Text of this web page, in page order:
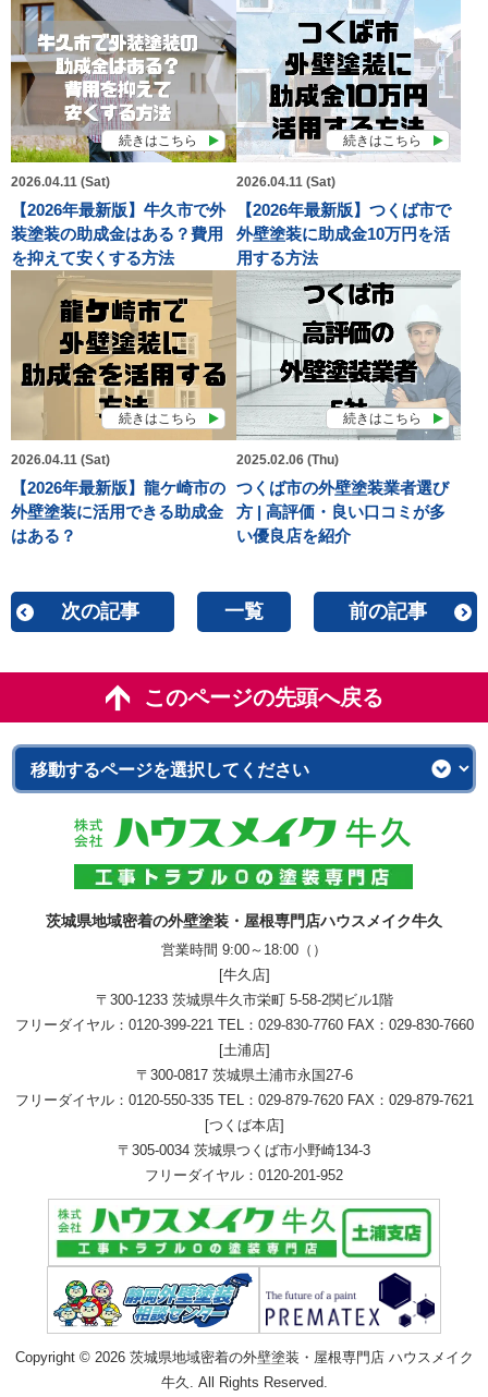
続きはこちら
2026.04.11 (Sat)
【2026年最新版】牛久市で外
装塗装の助成金はある？費用
を抑えて安くする方法
続きはこちら
2026.04.11 (Sat)
【2026年最新版】つくば市で
外壁塗装に助成金10万円を活
用する方法
続きはこちら
2026.04.11 (Sat)
【2026年最新版】龍ケ崎市の
外壁塗装に活用できる助成金
はある？
続きはこちら
2025.02.06 (Thu)
つくば市の外壁塗装業者選び
方 | 高評価・良い口コミが多
い優良店を紹介
次の記事 一覧 前の記事
このページの先頭へ戻る
茨城県地域密着の外壁塗装・屋根専門店ハウスメイク牛久
営業時間 9:00～18:00（）
[牛久店]
〒300-1233 茨城県牛久市栄町 5-58-2関ビル1階
フリーダイヤル： 0120-399-221TEL： 029-830-7760FAX：029-830-7660
[土浦店]
〒300-0817 茨城県土浦市永国27-6
フリーダイヤル： 0120-550-335TEL： 029-879-7620FAX：029-879-7621
[つくば本店]
〒305-0034 茨城県つくば市小野崎134-3
フリーダイヤル： 0120-201-952
Copyright © 2026 茨城県地域密着の外壁塗装・屋根専門店 ハウスメイク
牛久. All Rights Reserved.